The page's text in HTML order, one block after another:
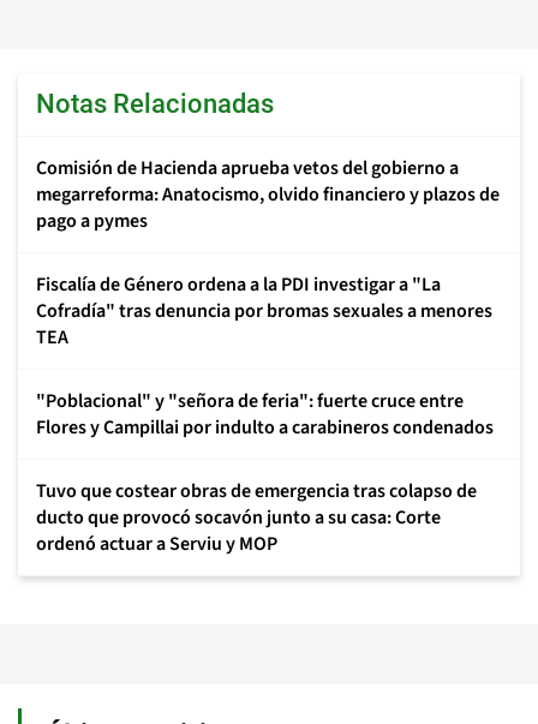
Notas Relacionadas
Comisión de Hacienda aprueba vetos del gobierno a
megarreforma: Anatocismo, olvido financiero y plazos de
pago a pymes
Fiscalía de Género ordena a la PDI investigar a "La
Cofradía" tras denuncia por bromas sexuales a menores
TEA
"Poblacional" y "señora de feria": fuerte cruce entre
Flores y Campillai por indulto a carabineros condenados
Tuvo que costear obras de emergencia tras colapso de
ducto que provocó socavón junto a su casa: Corte
ordenó actuar a Serviu y MOP